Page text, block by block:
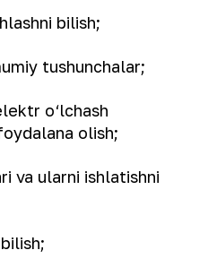
bilish;
tushunchalar;
o‘lchash
olish;
va ularni ishlatishni